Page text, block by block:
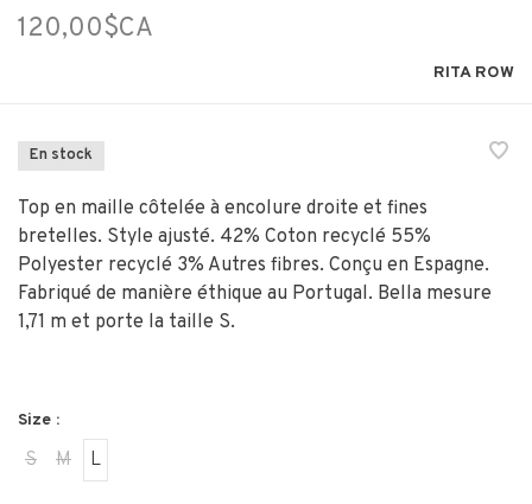
120,00$CA
RITA ROW
En stock
Top en maille côtelée à encolure droite et fines
bretelles. Style ajusté. 42% Coton recyclé 55%
Polyester recyclé 3% Autres fibres. Conçu en Espagne.
Fabriqué de manière éthique au Portugal. Bella mesure
1,71 m et porte la taille S.
Size :
S M L